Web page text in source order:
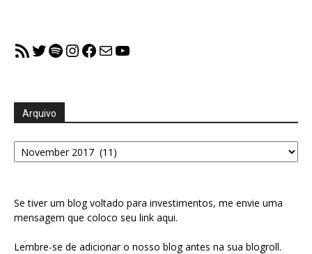
RSS FeedTwitter
Spotify
Instagram
Facebook
MailYouTube
Arquivo
Arquivo
Se tiver um blog voltado para investimentos, me envie uma
mensagem que coloco seu link aqui.
Lembre-se de adicionar o nosso blog antes na sua blogroll.